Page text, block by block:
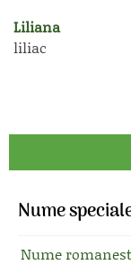
Liliana
liliac
Nume
Nume